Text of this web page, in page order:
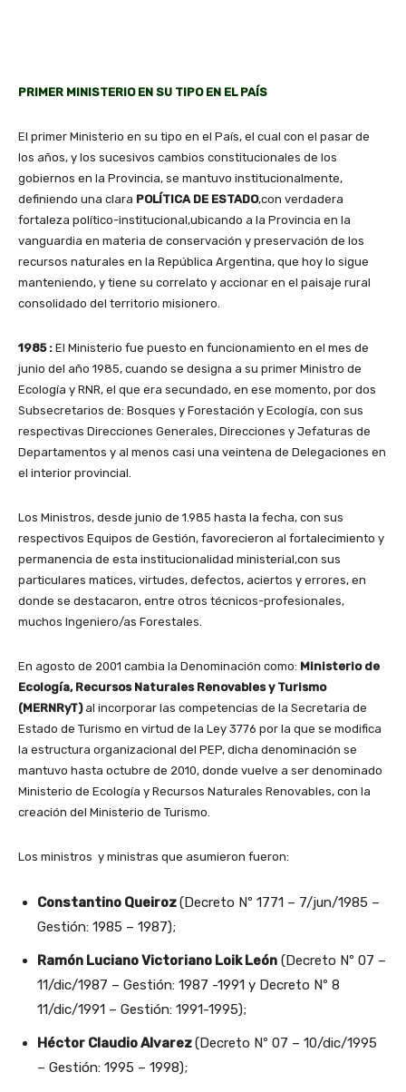
PRIMER MINISTERIO EN SU TIPO EN EL PAÍS
El primer Ministerio en su tipo en el País, el cual con el pasar de
los años, y los sucesivos cambios constitucionales de los
gobiernos en la Provincia, se mantuvo institucionalmente,
definiendo una clara POLÍTICA DE ESTADO,con verdadera
fortaleza político-institucional,ubicando a la Provincia en la
vanguardia en materia de conservación y preservación de los
recursos naturales en la República Argentina, que hoy lo sigue
manteniendo, y tiene su correlato y accionar en el paisaje rural
consolidado del territorio misionero.
1985 : El Ministerio fue puesto en funcionamiento en el mes de
junio del año 1985, cuando se designa a su primer Ministro de
Ecología y RNR, el que era secundado, en ese momento, por dos
Subsecretarios de: Bosques y Forestación y Ecología, con sus
respectivas Direcciones Generales, Direcciones y Jefaturas de
Departamentos y al menos casi una veintena de Delegaciones en
el interior provincial.
Los Ministros, desde junio de 1.985 hasta la fecha, con sus
respectivos Equipos de Gestión, favorecieron al fortalecimiento y
permanencia de esta institucionalidad ministerial,con sus
particulares matices, virtudes, defectos, aciertos y errores, en
donde se destacaron, entre otros técnicos-profesionales,
muchos Ingeniero/as Forestales.
En agosto de 2001 cambia la Denominación como: Ministerio de
Ecología, Recursos Naturales Renovables y Turismo
(MERNRyT)al incorporar las competencias de la Secretaria de
Estado de Turismo en virtud de la Ley 3776 por la que se modifica
la estructura organizacional del PEP, dicha denominación se
mantuvo hasta octubre de 2010, donde vuelve a ser denominado
Ministerio de Ecología y Recursos Naturales Renovables, con la
creación del Ministerio de Turismo.
Los ministros y ministras que asumieron fueron:
Constantino Queiroz(Decreto Nº 1771 – 7/jun/1985 –
Gestión: 1985 – 1987);
Ramón Luciano Victoriano Loik León (Decreto Nº 07 –
11/dic/1987 – Gestión: 1987 -1991 y Decreto Nº 8
11/dic/1991 – Gestión: 1991-1995);
Héctor Claudio Alvarez(Decreto Nº 07 – 10/dic/1995
– Gestión: 1995 – 1998);